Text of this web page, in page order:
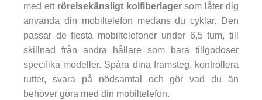
med ett rörelsekänsligt kolfiberlagersom låter dig
använda din mobiltelefon medans du cyklar. Den
passar de flesta mobiltelefoner under 6,5 tum, till
skillnad från andra hållare som bara tillgodoser
specifika modeller. Spåra dina framsteg, kontrollera
rutter, svara på nödsamtal och gör vad du än
behöver göra med din mobiltelefon.